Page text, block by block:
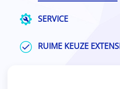
SERVICE
RUIME KEUZE